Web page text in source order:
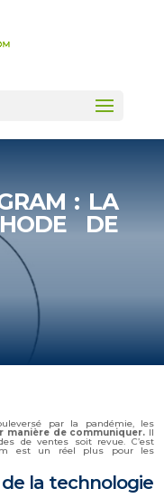
: LA
DE
par la pandémie, les
manière de communiquer. Il
de ventes soit revue. C’est
est un réel plus pour les
la technologie